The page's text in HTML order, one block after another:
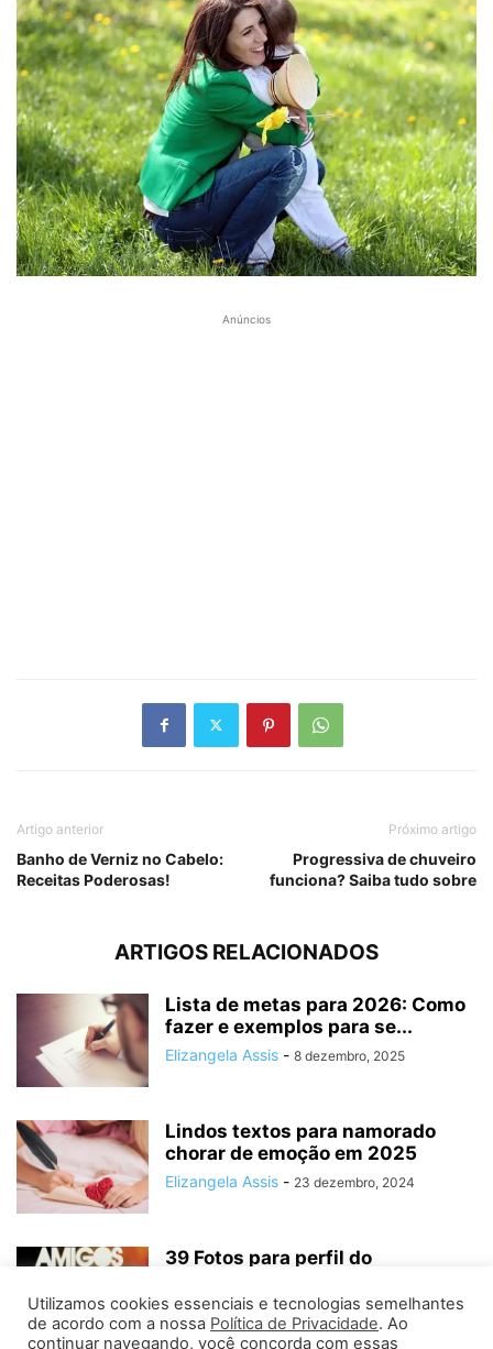
Anúncios
Artigo anterior
Banho de Verniz no Cabelo:
Receitas Poderosas!
Próximo artigo
Progressiva de chuveiro
funciona? Saiba tudo sobre
ARTIGOS RELACIONADOS
Lista de metas para 2026: Como
fazer e exemplos para se...
Elizangela Assis - 8 dezembro, 2025
Lindos textos para namorado
chorar de emoção em 2025
Elizangela Assis - 23 dezembro, 2024
39 Fotos para perfil do
tops)
Elizangela Assis - 21 maio, 2024
Utilizamos cookies essenciais e tecnologias semelhantes
de acordo com a nossa Política de Privacidade. Ao
continuar navegando, você concorda com essas